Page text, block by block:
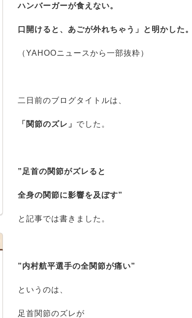
ハンバーガーが食えない。
口開けると、あごが外れちゃう」と明かした。
（YAHOOニュースから一部抜粋）
二日前のブログタイトルは、
「関節のズレ」 でした。
”足首の関節がズレると
全身の関節に影響を及ぼす”
と記事では書きました。
”内村航平選手の全関節が痛い”
というのは、
足首関節のズレが